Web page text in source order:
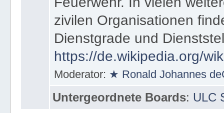
zivilen Organisationen
Dienstgrade und
https://de.wikipedia.org/
Moderator: ★ Ronald Johannes
Untergeordnete Boards: ULC